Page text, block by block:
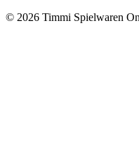
© 2026 Timmi Spielwaren